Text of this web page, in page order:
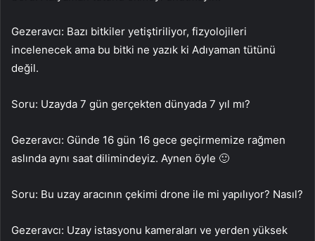
Gezeravcı: Bazı bitkiler yetiştiriliyor, fizyolojileri
incelenecek ama bu bitki ne yazık ki Adıyaman tütünü
değil.
Soru: Uzayda 7 gün gerçekten dünyada 7 yıl mı?
Gezeravcı: Günde 16 gün 16 gece geçirmemize rağmen
aslında aynı saat dilimindeyiz. Aynen öyle 🙂
Soru: Bu uzay aracının çekimi drone ile mi yapılıyor? Nasıl?
Gezeravcı: Uzay istasyonu kameraları ve yerden yüksek